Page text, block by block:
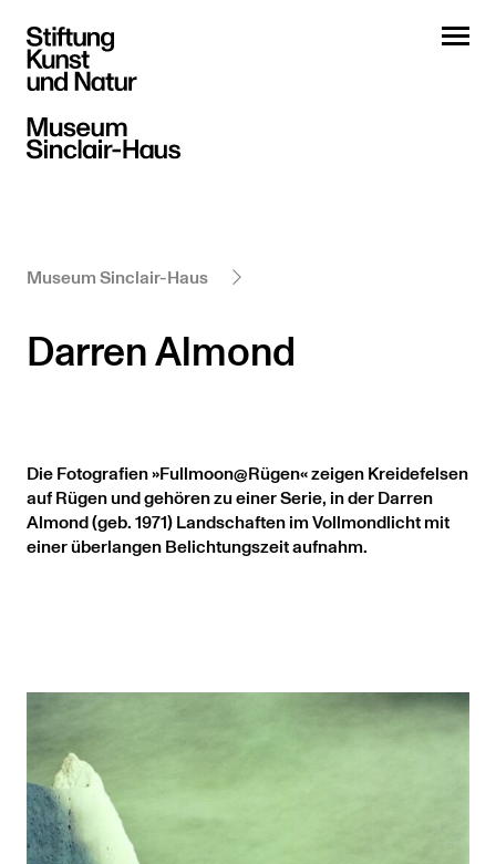
Museum Sinclair-Haus
Darren Almond
Die Fotografien »Fullmoon@Rügen« zeigen Kreidefelsen
auf Rügen und gehören zu einer Serie, in der Darren
Almond (geb. 1971) Landschaften im Vollmondlicht mit
einer überlangen Belichtungszeit aufnahm.